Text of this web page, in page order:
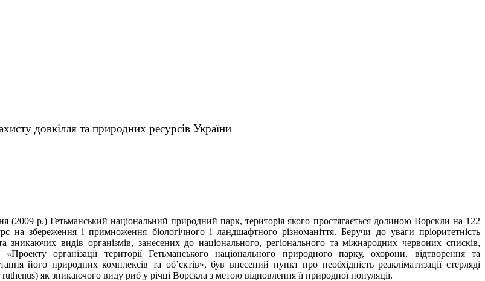
довкілля та природних ресурсів України
(2009 р.) Гетьманський національний природний парк, територія якого простягається долиною Ворскли на 122
на збереження і примноження біологічного і ландшафтного різноманіття. Беручи до уваги пріоритетність
зникаючих видів організмів, занесених до національного, регіонального та міжнародних червоних списків,
організації території Гетьманського національного природного парку, охорони, відтворення та
його природних комплексів та об’єктів», був внесений пункт про необхідність реакліматизації стерляді
як зникаючого виду риб у річці Ворскла з метою відновлення її природної популяції.